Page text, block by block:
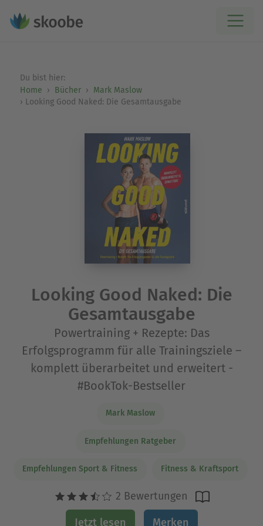
Du bist hier:
Home
Bücher
Mark Maslow
Looking Good Naked: Die Gesamtausgabe
Looking Good Naked: Die
Gesamtausgabe
Powertraining + Rezepte: Das
Erfolgsprogramm für alle Trainingsziele –
komplett überarbeitet und erweitert -
#BookTok-Bestseller
Mark Maslow
Empfehlungen Ratgeber
Empfehlungen Sport & Fitness Fitness & Kraftsport
2 Bewertungen
Jetzt lesen Merken